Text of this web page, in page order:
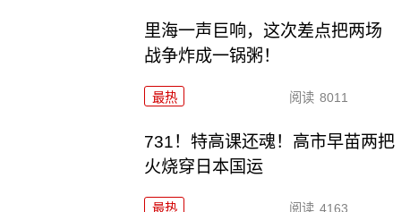
里海一声巨响，这次差点把两场
战争炸成一锅粥！
最热 阅读 8011
731！特高课还魂！高市早苗两把
火烧穿日本国运
最热 阅读 4163